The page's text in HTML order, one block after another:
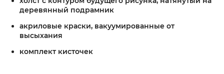
деревянный подрамник
акриловые краски, вакуумированные от
высыхания
комплект кисточек